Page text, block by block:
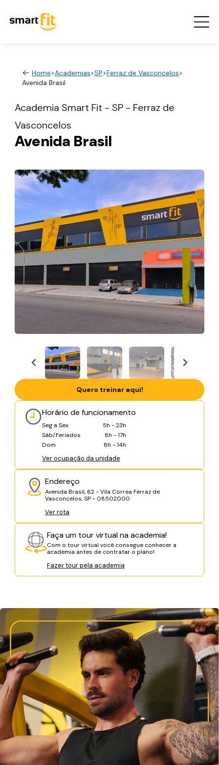
Home>Academias>SP>Ferraz de Vasconcelos>
Avenida Brasil
Academia Smart Fit - SP - Ferraz de
Vasconcelos
Avenida Brasil
Horário de funcionamento
Seg a Sex
5h - 23h
Sáb/Feriados
8h - 17h
Dom
8h - 14h
Ver ocupação da unidade
Endereço
Avenida Brasil, 62 - Vila Correa Ferraz de
Vasconcelos, SP - 08502000
Ver rota
Faça um tour virtual na academia!
Com o tour virtual você consegue conhecer a
academia antes de contratar o plano!
Fazer tour pela academia
Quero treinar aqui!